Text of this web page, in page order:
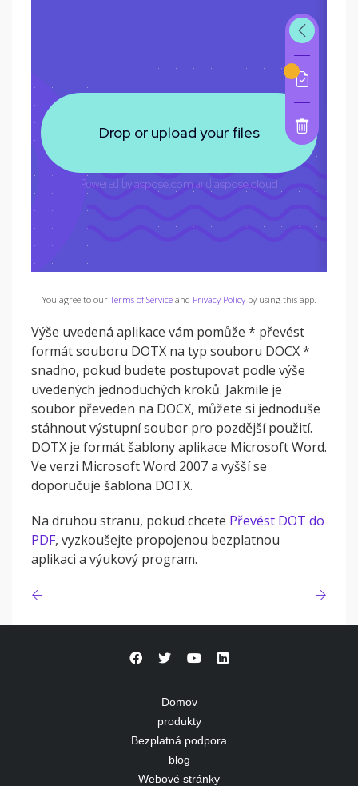
You agree to ourTerms of Serviceand Privacy Policyby using this app.
Výše uvedená aplikace vám pomůže * převést
formát souboru DOTX na typ souboru DOCX *
snadno, pokud budete postupovat podle výše
uvedených jednoduchých kroků. Jakmile je
soubor převeden na DOCX, můžete si jednoduše
stáhnout výstupní soubor pro pozdější použití.
DOTX je formát šablony aplikace Microsoft Word.
Ve verzi Microsoft Word 2007 a vyšší se
doporučuje šablona DOTX.
Na druhou stranu, pokud chcete Převést DOT do
PDF, vyzkoušejte propojenou bezplatnou
aplikaci a výukový program.
Domov
produkty
Bezplatná podpora
blog
Webové stránky